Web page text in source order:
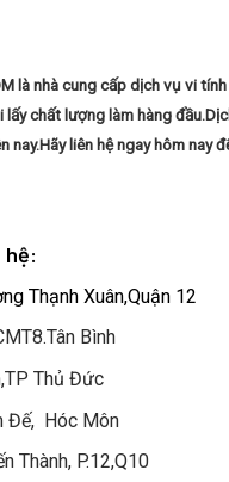
là nhà cung cấp dịch vụ vi
lấy chất lượng làm hàng
nay.Hãy liên hệ ngay hôm nay
hệ:
Thạnh Xuân,Quận 12
Bình
Thủ Đức
Đế, Hóc Môn
Thành, P.12,Q10